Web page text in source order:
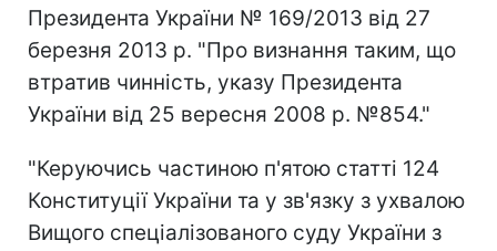
Президента України № 169/2013 від 27
березня 2013 р. "Про визнання таким, що
втратив чинність, указу Президента
України від 25 вересня 2008 р. №854."
"Керуючись частиною п'ятою статті 124
Конституції України та у зв'язку з ухвалою
Вищого спеціалізованого суду України з